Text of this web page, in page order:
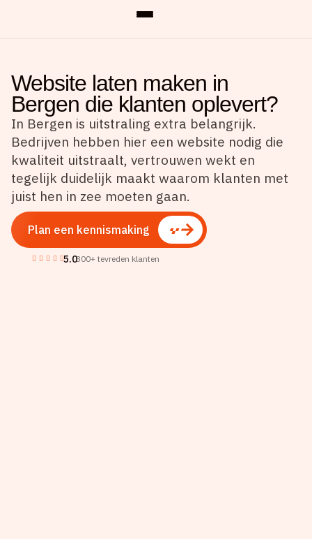
Website laten maken in
Bergen die klanten oplevert?
In Bergen is uitstraling extra belangrijk.
Bedrijven hebben hier een website nodig die
kwaliteit uitstraalt, vertrouwen wekt en
tegelijk duidelijk maakt waarom klanten met
juist hen in zee moeten gaan.
Plan een kennismaking
5.0300+ tevreden klanten